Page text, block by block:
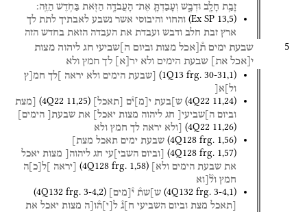
זָבַ֥ת חָלָ֖ב וּדְבָ֑שׁ וְעָבַדְתָּ֛ אֶת־ הָעֲבֹדָ֥ה הַזֹּ֖את בַּחֹ֥דֶשׁ הַזֶּֽה׃
(Ex SP 13,5) והחוי והיבוסי אשר נשבע לאבתיך לתת לך
ארץ זבת חלב ודבש ועבדת את העבדה הזאת בחדש הזה
5 שבעת ימים ת֯[אכל מצות וביום ה]שביעי חג ליהוה מצות
י[אכל את] שבעת הימים ולא יר א לך חמץ ולא
(1Q13 frg. 30-31,1) [שבעת הימים ולא יראה ]לך חמ[ץ
ול]א[
(4Q22 11,24) ש]בעת י מ י֯ם תאכל (4Q22 11,25)
[מצת
וביום ה]שביעי[ חג ליהוה מצות יאכל] את שבעת[ הימים]
(4Q22 11,26) [ולא יראה לך חמץ ולא
(4Q128 frg. 1,56) שבעת ימים תאכל מצת]
(4Q128 frg. 1,57) [וביום השבי]עי חג ליהוה[ מצות יאכל
את שבעת הימים ולא] (4Q128 frg. 1,58) [יראה ]ל כ ה
חמץ ול֯[וא
(4Q132 frg. 3-4,1) ש]שת֯ י֯ מים (4Q132 frg. 3-4,2)
[תאכל מצת וביום השביעי ח]ג֯ ל י ה֯ו[ה מצות יאכל את